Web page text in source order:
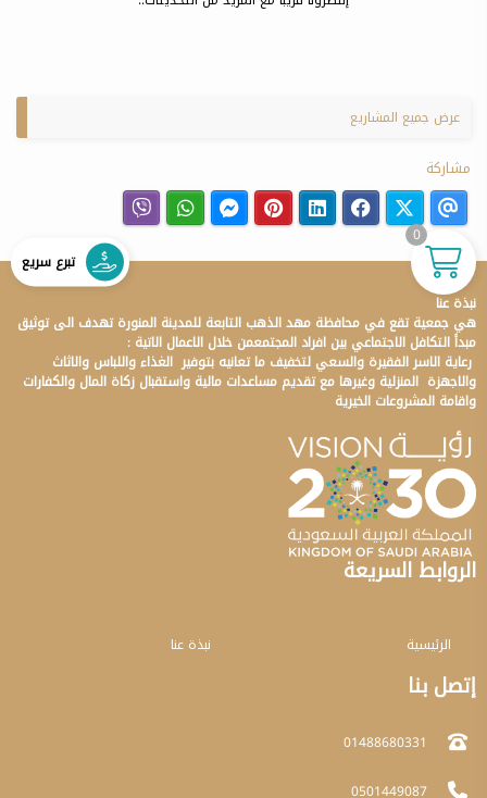
عرض جميع المشاريع
مشاركة
نبذة عنا
هي جمعية تقع في محافظة مهد الذهب التابعة للمدينة المنورة تهدف الى توثيق
مبدأ التكافل الاجتماعي بين افراد المجتمعمن خلال الاعمال الاتية :
رعاية الاسر الفقيرة والسعي لتخفيف ما تعانيه بتوفير الغذاء واللباس والاثاث
والاجهزة المنزلية وغيرها مع تقديم مساعدات مالية واستقبال زكاة المال والكفارات
واقامة المشروعات الخيرية
الروابط السريعة
الرئيسية نبذة عنا
إتصل بنا
01488680331
0501449087
تبرع سريع
0